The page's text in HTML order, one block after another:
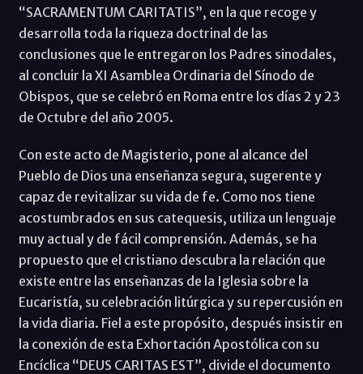
“SACRAMENTUM CARITATIS”, en la que recoge y
desarrolla toda la riqueza doctrinal de las
conclusiones que le entregaron los Padres sinodales,
al concluir la XI Asamblea Ordinaria del Sínodo de
Obispos, que se celebró en Roma entre los días 2 y 23
de Octubre del año 2005.
Con este acto de Magisterio, pone al alcance del
Pueblo de Dios una enseñanza segura, sugerente y
capaz de revitalizar su vida de fe. Como nos tiene
acostumbrados en sus catequesis, utiliza un lenguaje
muy actual y de fácil comprensión. Además, se ha
propuesto que el cristiano descubra la relación que
existe entre las enseñanzas de la Iglesia sobre la
Eucaristía, su celebración litúrgica y su repercusión en
la vida diaria. Fiel a este propósito, después insistir en
la conexión de esta Exhortación Apostólica con su
Encíclica “DEUS CARITAS EST”, divide el documento